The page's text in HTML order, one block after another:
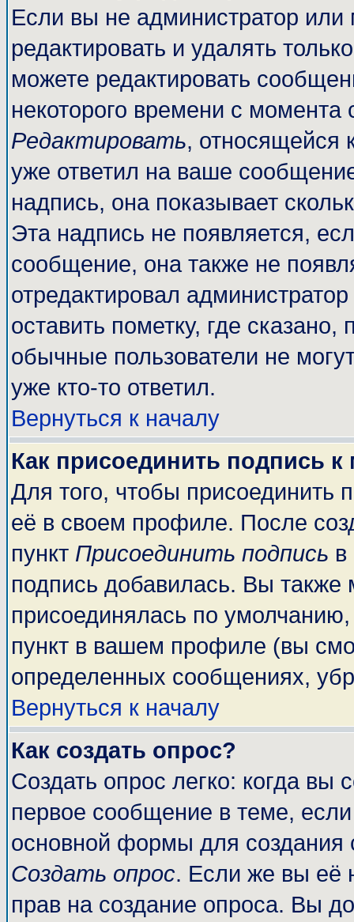
Если вы не администратор
редактировать и удалять
можете редактировать
некоторого времени с
Редактировать, относящейся
уже ответил на ваше
надпись, она показывает
Эта надпись не появляется,
сообщение, она также не
отредактировал
оставить пометку, где
обычные пользователи не
уже кто-то ответил.
Вернуться к началу
Как присоединить подпись
Для того, чтобы присоединить
её в своем профиле. После
пункт Присоединить подпись
подпись добавилась. Вы также
присоединялась по
пункт в вашем профиле (вы
определенных сообщениях,
Вернуться к началу
Как создать опрос?
Создать опрос легко: когда вы
первое сообщение в теме,
основной формы для
Создать опрос. Если же вы её
прав на создание опроса. Вы